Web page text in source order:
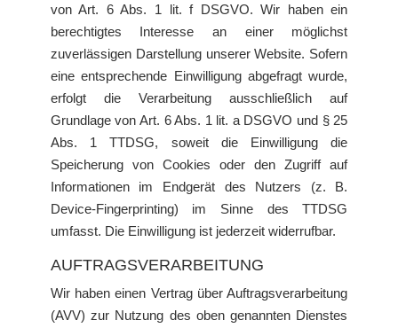
von Art. 6 Abs. 1 lit. f DSGVO. Wir haben ein
berechtigtes Interesse an einer möglichst
zuverlässigen Darstellung unserer Website. Sofern
eine entsprechende Einwilligung abgefragt wurde,
erfolgt die Verarbeitung ausschließlich auf
Grundlage von Art. 6 Abs. 1 lit. a DSGVO und § 25
Abs. 1 TTDSG, soweit die Einwilligung die
Speicherung von Cookies oder den Zugriff auf
Informationen im Endgerät des Nutzers (z. B.
Device-Fingerprinting) im Sinne des TTDSG
umfasst. Die Einwilligung ist jederzeit widerrufbar.
AUFTRAGSVERARBEITUNG
Wir haben einen Vertrag über Auftragsverarbeitung
(AVV) zur Nutzung des oben genannten Dienstes